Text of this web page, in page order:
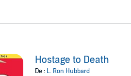
Hostage to Death
De : L. Ron Hubbard